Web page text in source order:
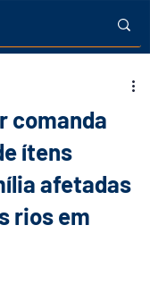
comanda
ítens
afetadas
rios em